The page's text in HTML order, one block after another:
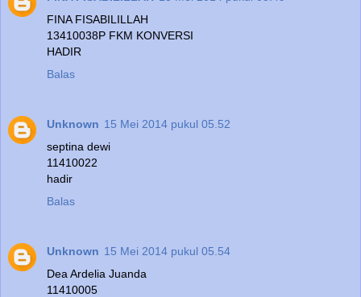
FINA FISABILILLAH
13410038P FKM KONVERSI
HADIR
Balas
Unknown 15 Mei 2014 pukul 05.52
septina dewi
11410022
hadir
Balas
Unknown 15 Mei 2014 pukul 05.54
Dea Ardelia Juanda
11410005